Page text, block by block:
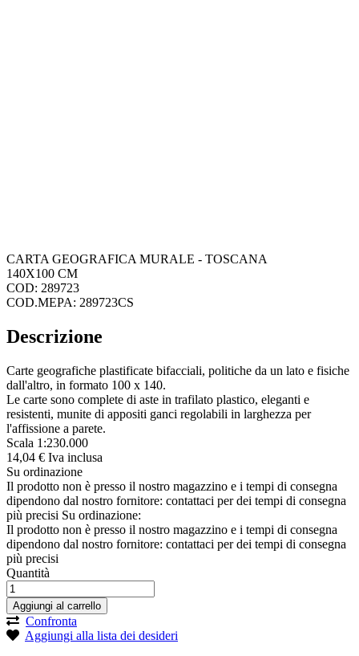
CARTA GEOGRAFICA MURALE - TOSCANA
140X100 CM
COD: 289723
COD.MEPA: 289723CS
Descrizione
Carte geografiche plastificate bifacciali, politiche da un lato e fisiche
dall'altro, in formato 100 x 140.
Le carte sono complete di aste in trafilato plastico, eleganti e
resistenti, munite di appositi ganci regolabili in larghezza per
l'affissione a parete.
Scala 1:230.000
14,04 € Iva inclusa
Su ordinazione
Il prodotto non è presso il nostro magazzino e i tempi di consegna
dipendono dal nostro fornitore: contattaci per dei tempi di consegna
più precisi Su ordinazione:
Il prodotto non è presso il nostro magazzino e i tempi di consegna
dipendono dal nostro fornitore: contattaci per dei tempi di consegna
più precisi
Quantità
Aggiungi al carrello
Confronta
Aggiungi alla lista dei desideri